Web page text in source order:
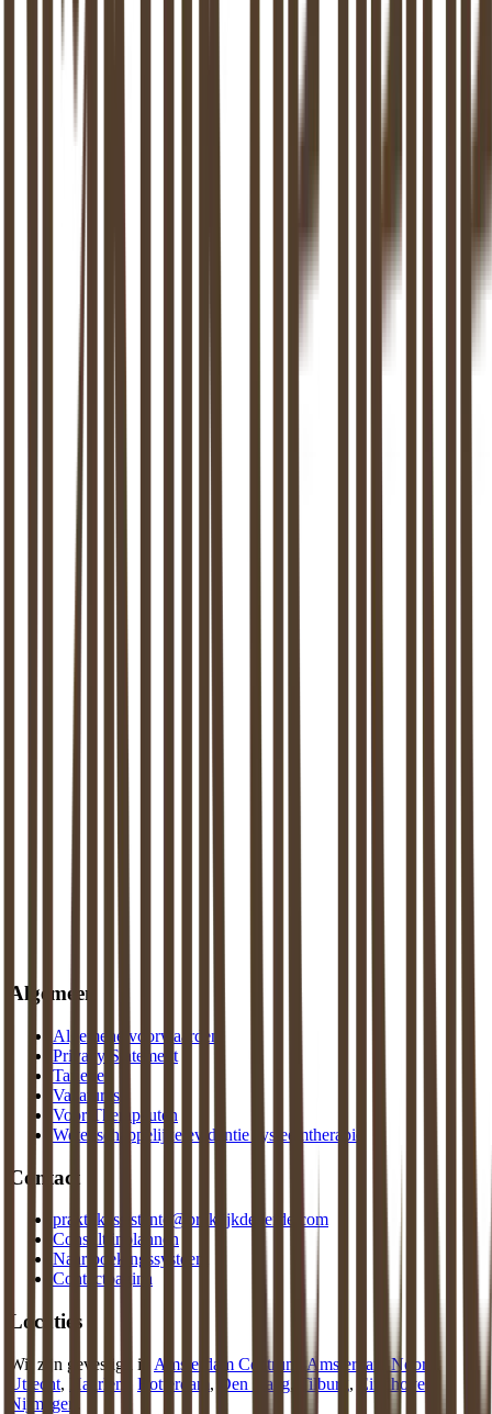
Algemeen
Algemene voorwaarden
Privacy Statement
Tarieven
Vacatures
Voor Therapeuten
Wetenschappelijke evidentie systeemtherapie
Contact
praktijkassistente@praktijkdeliefde.com
Consult inplannen
Naar boekingssysteem
Contactpagina
Locaties
Wij zijn gevestigd in Amsterdam Centrum Amsterdam Noord
Utrecht, Haarlem Rotterdam , Den Haag Tilburg , Eindhoven
Nijmegen